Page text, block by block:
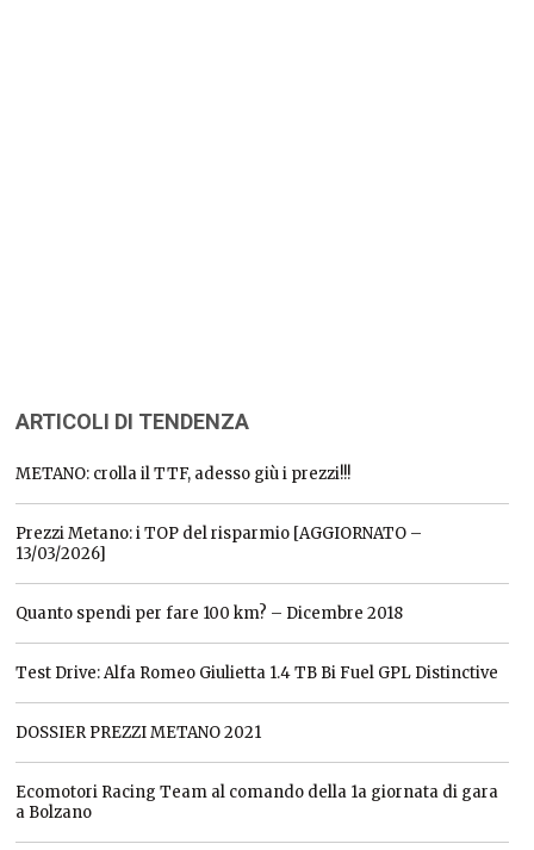
ARTICOLI DI TENDENZA
METANO: crolla il TTF, adesso giù i prezzi!!!
Prezzi Metano: i TOP del risparmio [AGGIORNATO –
13/03/2026]
Quanto spendi per fare 100 km? – Dicembre 2018
Test Drive: Alfa Romeo Giulietta 1.4 TB Bi Fuel GPL Distinctive
DOSSIER PREZZI METANO 2021
Ecomotori Racing Team al comando della 1a giornata di gara
a Bolzano